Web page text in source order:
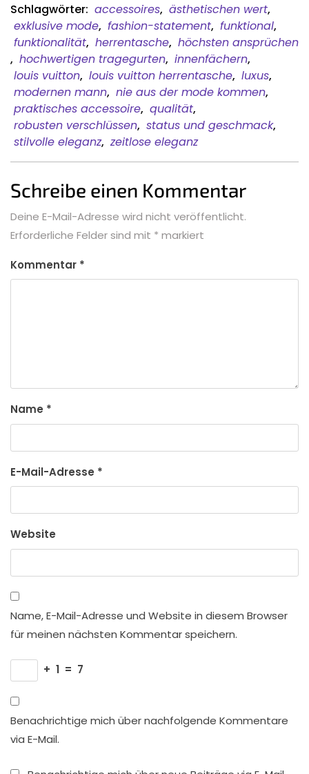
Schlagwörter: accessoires, ästhetischen wert,
exklusive mode, fashion-statement, funktional,
funktionalität, herrentasche, höchsten ansprüchen
, hochwertigen tragegurten, innenfächern,
louis vuitton, louis vuitton herrentasche, luxus,
modernen mann, nie aus der mode kommen,
praktisches accessoire, qualität,
robusten verschlüssen, status und geschmack,
stilvolle eleganz, zeitlose eleganz
Schreibe einen Kommentar
Deine E-Mail-Adresse wird nicht veröffentlicht.
Erforderliche Felder sind mit * markiert
Kommentar *
Name *
E-Mail-Adresse *
Website
Name, E-Mail-Adresse und Website in diesem Browser
für meinen nächsten Kommentar speichern.
+ 1 = 7
Benachrichtige mich über nachfolgende Kommentare
via E-Mail.